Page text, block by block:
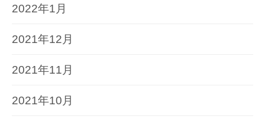
2022年1月
2021年12月
2021年11月
2021年10月